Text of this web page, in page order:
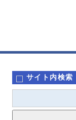
サイト内検索